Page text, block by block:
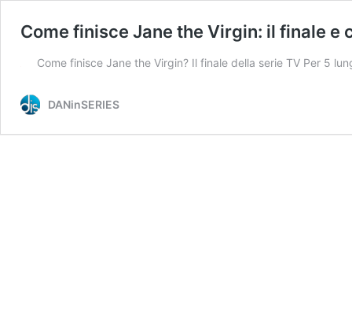
Come finisce Jane the Virgin: il finale e
Come finisce Jane the Virgin? Il finale della serie TV Per 5
DANinSERIES